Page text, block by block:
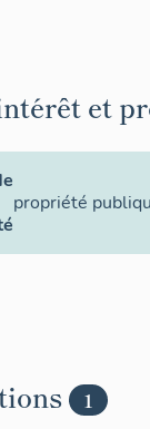
et
propriété
1